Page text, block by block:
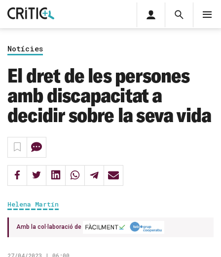
Cerca
privada
Inicia sessió
Notícies
El dret de les persones
amb discapacitat a
decidir sobre la seva vida
Helena Martín
Amb la col·laboració de